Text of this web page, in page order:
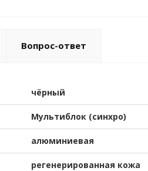
Вопрос-ответ
чёрный
Мультиблок (синхро)
алюминиевая
регенерированная кожа